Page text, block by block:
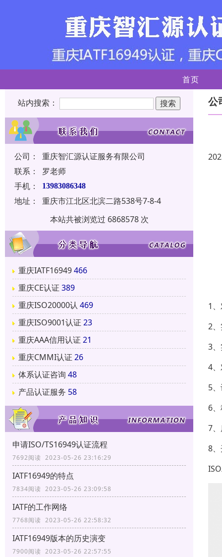
首页
站内搜索：
公司：
重庆智汇源认证服务有限公司
联系：
罗老师
手机：
13983086348
地址：
重庆市江北区北滨二路538号7-8-4
本站共被浏览过 6868578 次
重庆IATF16949466
重庆CE认证 389
重庆ISO20000认 469
重庆ISO9001认证 23
重庆AAA信用认证 21
重庆CMMI认证 26
体系认证咨询 48
产品认证服务 58
申请ISO/TS16949认证流程
7692阅读 2023-05-26 23:16:29
IATF16949的特点
7834阅读 2023-05-26 23:09:58
IATF的工作网络
7768阅读 2023-05-26 22:58:32
IATF16949版本的历史演变
7900阅读 2023-05-26 22:57:55
公
1
2
3
4
5
6
7
8